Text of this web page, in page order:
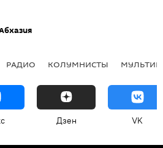
РАДИО КОЛУМНИСТЫ
Дзен VK